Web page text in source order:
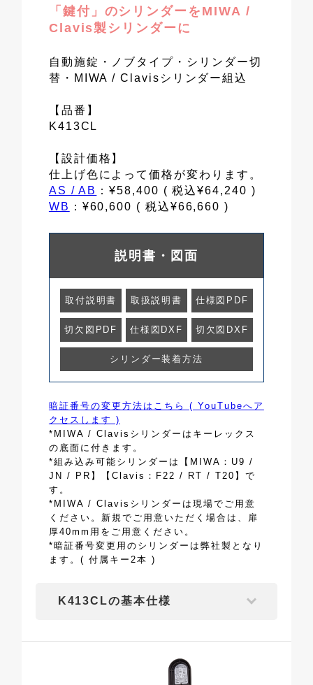
「鍵付」のシリンダーをMIWA /
Clavis製シリンダーに
自動施錠・ノブタイプ・シリンダー切
替・MIWA / Clavisシリンダー組込
【品番】
K413CL
【設計価格】
仕上げ色によって価格が変わります。
AS / AB ：¥58,400 ( 税込¥64,240 )
WB ：¥60,600 ( 税込¥66,660 )
説明書・図面
取付説明書 取扱説明書 仕様図PDF
切欠図PDF 仕様図DXF 切欠図DXF
シリンダー装着方法
暗証番号の変更方法はこちら ( YouTubeへア
クセスします )
*MIWA / Clavisシリンダーはキーレックス
の底面に付きます。
*組み込み可能シリンダーは【MIWA：U9 /
JN / PR】【Clavis：F22 / RT / T20】で
す。
*MIWA / Clavisシリンダーは現場でご用意
ください。新規でご用意いただく場合は、扉
厚40mm用をご用意ください。
*暗証番号変更用のシリンダーは弊社製となり
ます。( 付属キー2本 )
K413CLの基本仕様